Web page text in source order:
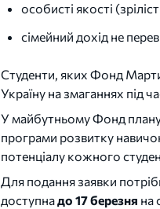
особисті якості
сімейний дохід не
Студенти, яких Фонд
Україну на змаганнях під
У майбутньому Фонд
програми розвитку
потенціалу кожного
Для подання заявки
доступнадо 17 березня на